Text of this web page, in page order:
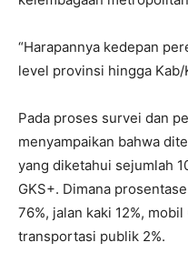
“Harapannya kedepan
level provinsi hingga Kab/
Pada proses survei dan
menyampaikan bahwa
yang diketahui sejumlah
GKS+. Dimana
76%, jalan kaki 12%,
transportasi publik 2%.